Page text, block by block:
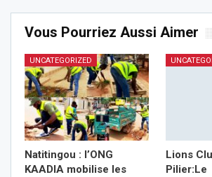
Vous Pourriez Aussi Aimer
UNCATEGORIZED
Natitingou : l’ONG
KAADIA mobilise les
Lions
Pilier:Le